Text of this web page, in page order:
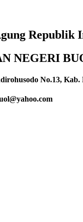
Republik
NEGERI
No.13, Kab.